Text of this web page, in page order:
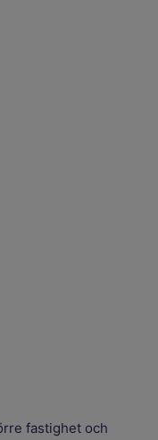
fastighet och